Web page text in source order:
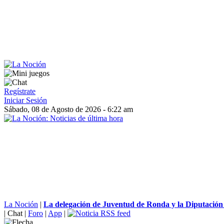
Regístrate
Iniciar Sesión
Sábado, 08 de Agosto de 2026 - 6:22 am
La Noción | La delegación de Juventud de Ronda y la
| Chat | Foro | App |